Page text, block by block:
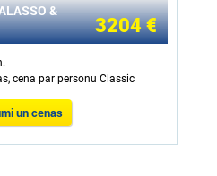
&
3204 €
cena par personu Classic
un cenas